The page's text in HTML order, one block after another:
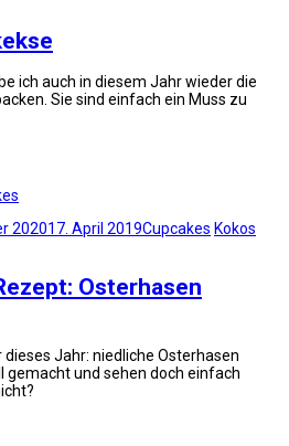
ich auch in diesem Jahr wieder die
Sie sind einfach ein Muss zu
202017. April 2019Cupcakes Kokos
Osterhasen
Jahr: niedliche Osterhasen
gemacht und sehen doch einfach